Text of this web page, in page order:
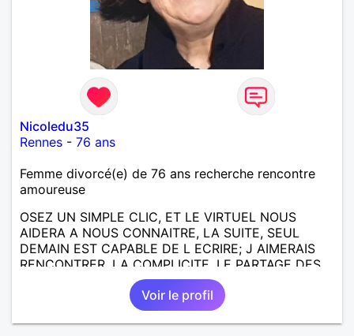
Nicoledu35
Rennes - 76 ans
Femme divorcé(e) de 76 ans recherche rencontre
amoureuse
OSEZ UN SIMPLE CLIC, ET LE VIRTUEL NOUS
AIDERA A NOUS CONNAITRE, LA SUITE, SEUL
DEMAIN EST CAPABLE DE L ECRIRE; J AIMERAIS
RENCONTRER, LA COMPLICITE, LE PARTAGE DES
BELLES CHOSES DE LA VIE : BALADES, VOYAGES
EN FRANCE OU AILLEURS. ETRE A L ECOUTE DE L
AUTRE, ET LA VIE SERA PLUS BELLE
ENCORE.....................
Voir le profil